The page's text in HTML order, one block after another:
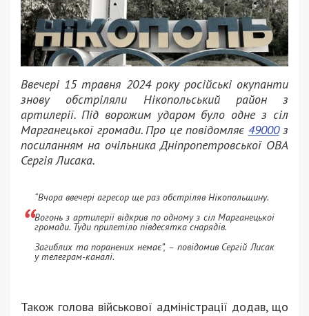
Ввечері 15 травня 2024 року російські окупанти
знову обстріляли Нікопольський район з
артилерії. Під ворожим ударом було одне з сіл
Марганецької громади. Про це повідомляє 49000з
посиланням на очільника Дніпропетровської ОВА
Сергія Лисака.
“Вчора ввечері агресор ще раз обстріляв Нікопольщину.
Вогонь з артилерії відкрив по одному з сіл Марганецької
громади. Туди прилетіло півдесятка снарядів.
Загиблих та поранених немає”, – повідомив Сергій Лисак
у телеграм-каналі.
Також голова військової адміністрації додав, що